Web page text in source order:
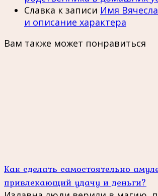
Славка к записи Имя
и описание характера
Вам также может понравиться
Как сделать самостоятельно
привлекающий удачу и деньги?